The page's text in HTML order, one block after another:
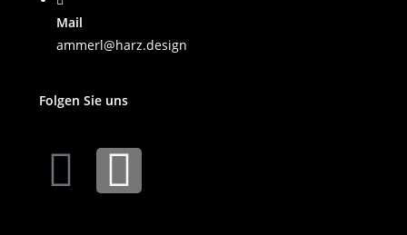
Mail
ammerl@harz.design
Folgen Sie uns